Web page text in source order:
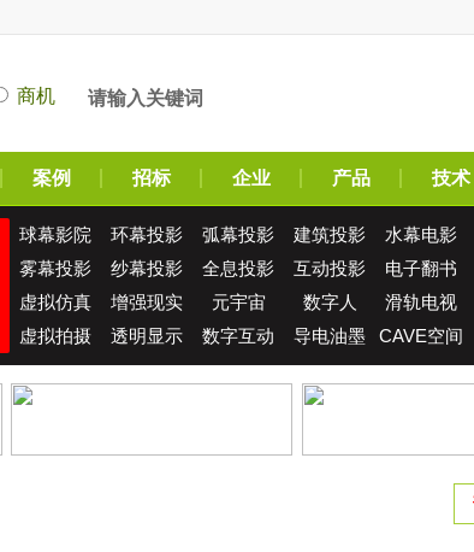
商机
案例 招标 企业 产品 技术
球幕影院 环幕投影 弧幕投影 建筑投影 水幕电影
雾幕投影
纱幕投影 全息投影 互动投影 电子翻书
虚拟仿真
增强现实 元宇宙 数字人 滑轨电视
虚拟拍摄
透明显示 数字互动 导电油墨 CAVE空间